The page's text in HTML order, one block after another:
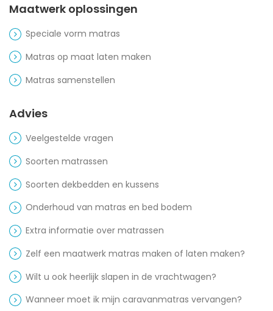
Maatwerk oplossingen
Speciale vorm matras
Matras op maat laten maken
Matras samenstellen
Advies
Veelgestelde vragen
Soorten matrassen
Soorten dekbedden en kussens
Onderhoud van matras en bed bodem
Extra informatie over matrassen
Zelf een maatwerk matras maken of laten maken?
Wilt u ook heerlijk slapen in de vrachtwagen?
Wanneer moet ik mijn caravanmatras vervangen?